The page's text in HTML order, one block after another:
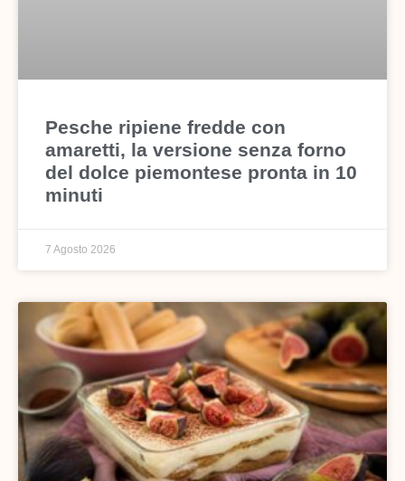
Pesche ripiene fredde con
amaretti, la versione senza forno
del dolce piemontese pronta in 10
minuti
7 Agosto 2026